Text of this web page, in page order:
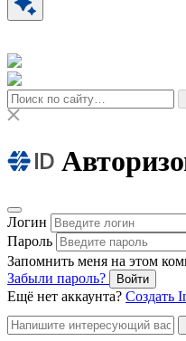
Логин
Пароль
Запомнить меня на этом
Забыли пароль?
Войти
Ещё нет аккаунта? Создать